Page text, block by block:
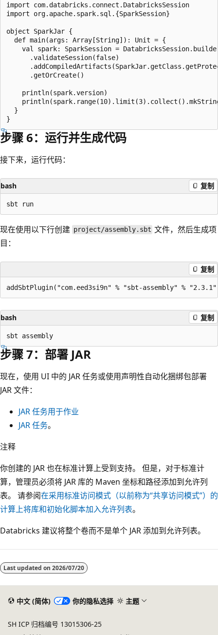
import com.databricks.connect.DatabricksSession
import org.apache.spark.sql.{SparkSession}
object SparkJar {
  def main(args: Array[String]): Unit = {
val spark: SparkSession =
      .validateSession(false)
      .getOrCreate()
    println(spark.version)
  }
步骤 6：运行并生成代码
接下来，运行代码：
bash 复制
现在使用以下行创建 project/assembly.sbt 文件，然后生成项
目：
复制
bash 复制
步骤 7：部署 JAR
现在，使用 UI 中的 JAR 任务或使用声明性自动化捆绑包部署
JAR 文件：
JAR 任务用于作业
JAR 任务。
注释
你创建的 JAR 也在标准计算上受到支持。 但是，对于标准计
算，管理员必须将 JAR 库的 Maven 坐标和路径添加到允许列
表。 请参阅在采用标准访问模式（以前称为“共享访问模式”）的
计算上将库和初始化脚本加入允许列表。
Databricks 建议将整个卷而不是单个 JAR 添加到允许列表。
Last updated on 2026/07/20
中文 (简体) 你的隐私选择 主题
SH ICP 归档编号 13015306-25